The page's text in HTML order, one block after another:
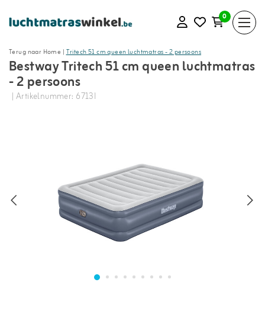
0
Terug naar Home |Tritech 51 cm queen luchtmatras - 2 persoons
Bestway Tritech 51 cm queen luchtmatras
- 2 persoons
| Artikelnummer: 6713I